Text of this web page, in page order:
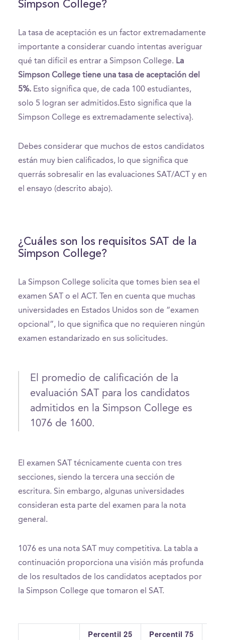
Simpson College?
La tasa de aceptación es un factor extremadamente
importante a considerar cuando intentas averiguar
qué tan difícil es entrar a Simpson College. La
Simpson College tiene una tasa de aceptación del
5%. Esto significa que, de cada 100 estudiantes,
solo 5 logran ser admitidos.Esto significa que la
Simpson College es extremadamente selectiva}.
Debes considerar que muchos de estos candidatos
están muy bien calificados, lo que significa que
querrás sobresalir en las evaluaciones SAT/ACT y en
el ensayo (descrito abajo).
¿Cuáles son los requisitos SAT de la
Simpson College?
La Simpson College solicita que tomes bien sea el
examen SAT o el ACT. Ten en cuenta que muchas
universidades en Estados Unidos son de “examen
opcional”, lo que significa que no requieren ningún
examen estandarizado en sus solicitudes.
El promedio de calificación de la
evaluación SAT para los candidatos
admitidos en la Simpson College es
1076 de 1600.
El examen SAT técnicamente cuenta con tres
secciones, siendo la tercera una sección de
escritura. Sin embargo, algunas universidades
consideran esta parte del examen para la nota
general.
1076 es una nota SAT muy competitiva. La tabla a
continuación proporciona una visión más profunda
de los resultados de los candidatos aceptados por
la Simpson College que tomaron el SAT.
Percentil 25 Percentil 75